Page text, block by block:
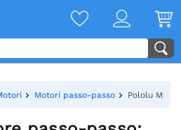
Motori passo-passo Pololu